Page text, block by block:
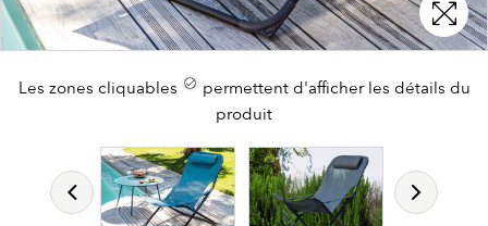
Les zones cliquables
permettent d'afficher les détails du
produit